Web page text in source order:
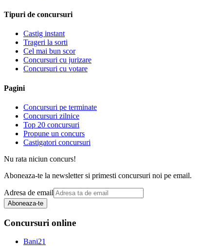
Tipuri de concursuri
Castig instant
Trageri la sorti
Cel mai bun scor
Concursuri cu jurizare
Concursuri cu votare
Pagini
Concursuri pe terminate
Concursuri zilnice
Top 20 concursuri
Propune un concurs
Castigatori concursuri
Nu rata niciun concurs!
Aboneaza-te la newsletter si primesti concursuri noi pe email.
Adresa de email
Aboneaza-te
Concursuri online
Bani21